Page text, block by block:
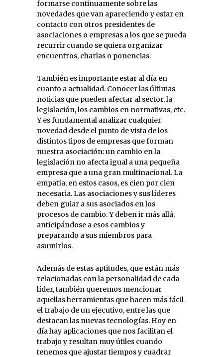
formarse continuamente sobre las
novedades que van apareciendo y estar en
contacto con otros presidentes de
asociaciones o empresas a los que se pueda
recurrir cuando se quiera organizar
encuentros, charlas o ponencias.
También es importante estar al día en
cuanto a actualidad. Conocer las últimas
noticias que pueden afectar al sector, la
legislación, los cambios en normativas, etc.
Y es fundamental analizar cualquier
novedad desde el punto de vista de los
distintos tipos de empresas que forman
nuestra asociación: un cambio en la
legislación no afecta igual a una pequeña
empresa que a una gran multinacional. La
empatía, en estos casos, es cien por cien
necesaria. Las asociaciones y sus líderes
deben guiar a sus asociados en los
procesos de cambio. Y deben ir más allá,
anticipándose a esos cambios y
preparando a sus miembros para
asumirlos.
Además de estas aptitudes, que están más
relacionadas con la personalidad de cada
líder, también queremos mencionar
aquellas herramientas que hacen más fácil
el trabajo de un ejecutivo, entre las que
destacan las nuevas tecnologías. Hoy en
día hay aplicaciones que nos facilitan el
trabajo y resultan muy útiles cuando
tenemos que ajustar tiempos y cuadrar